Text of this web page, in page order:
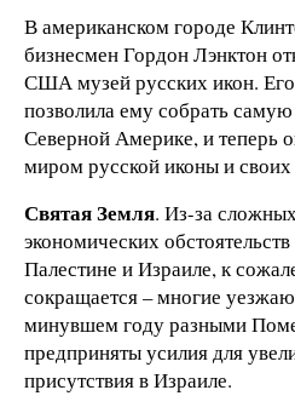
В американском городе
бизнесмен Гордон Лэнктон
США музей русских икон.
позволила ему собрать
Северной Америке, и теперь
миром русской иконы и
Святая Земля. Из-за
экономических
Палестине и Израиле, к
сокращается – многие
минувшем году разными
предприняты усилия для
присутствия в Израиле.